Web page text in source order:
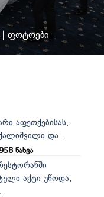
| ფოტოები
აფეთქებისას,
და...
ნახვა
აქტი უწოდა,